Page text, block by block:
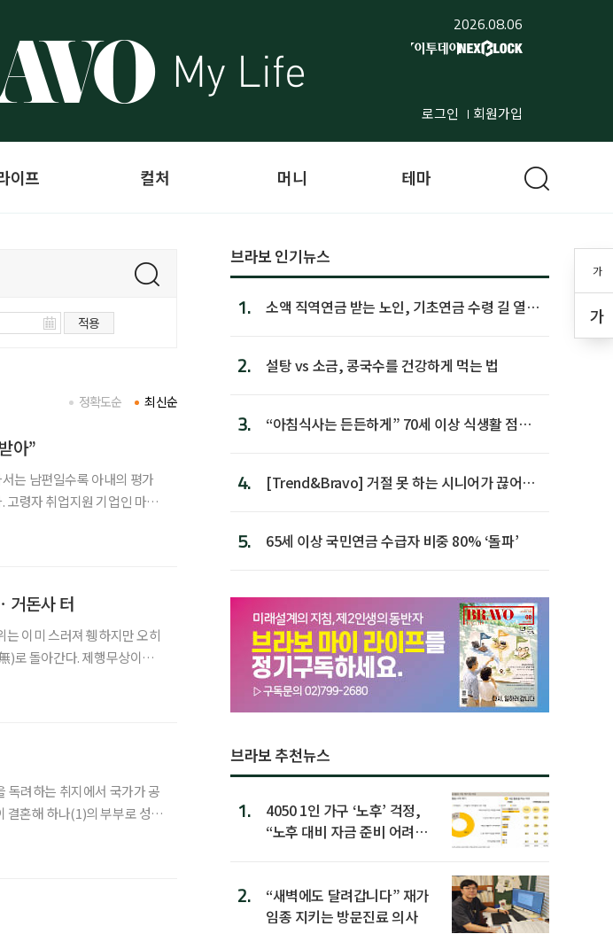
2026.08.06
로그인 회원가입
가
가
이프 컬처 머니 테마
적용
최신순
정확도순
아”
는 남편일수록 아내의 평가
고령자 취업지원 기업인 마이
거돈사 터
는 이미 스러져 휑하지만 오히
)로 돌아간다. 제행무상이다.
독려하는 취지에서 국가가 공
결혼해 하나(1)의 부부로 성장
브라보 인기뉴스
1.
소액 직역연금 받는 노인, 기초연금 수령 길 열린
2. 설탕 vs 소금, 콩국수를 건강하게 먹는 법
3.
“아침식사는 든든하게” 70세 이상 식생활 점수
4.
[Trend&Bravo] 거절 못 하는 시니어가 끊어야
5. 65세 이상 국민연금 수급자 비중 80% ‘돌파’
브라보 추천뉴스
1.
4050 1인 가구 ‘노후’ 걱정,
“노후 대비 자금 준비 어려
2.
“새벽에도 달려갑니다” 재가
임종 지키는 방문진료 의사